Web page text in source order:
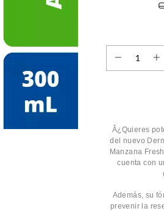
Â¿Quieres
del nuevo
Manzana
cuenta con
Además, su
prevenir la